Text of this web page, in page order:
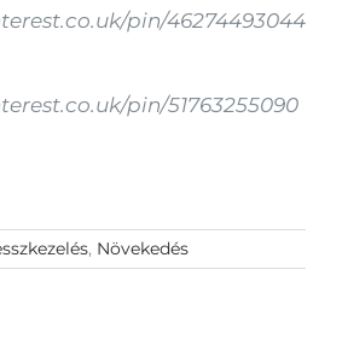
pin/46274493044
pin/51763255090
, Növekedés